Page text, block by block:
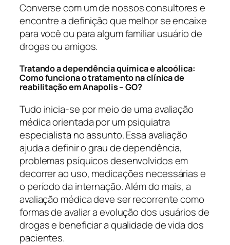
Converse com um de nossos consultores e
encontre a definição que melhor se encaixe
para você ou para algum familiar usuário de
drogas ou amigos.
Tratando a dependência química e alcoólica:
Como funciona o tratamento na clínica de
reabilitação em Anapolis – GO?
Tudo inicia-se por meio de uma avaliação
médica orientada por um psiquiatra
especialista no assunto. Essa avaliação
ajuda a definir o grau de dependência,
problemas psíquicos desenvolvidos em
decorrer ao uso, medicações necessárias e
o período da internação. Além do mais, a
avaliação médica deve ser recorrente como
formas de avaliar a evolução dos usuários de
drogas e beneficiar a qualidade de vida dos
pacientes.